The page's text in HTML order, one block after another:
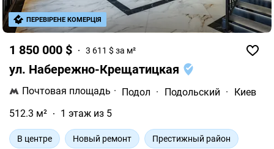
1 850 000 $ 3 611 $ за м²
ул. Набережно-Крещатицкая
Почтовая площадь · Подол · Подольский ·
Киев
512.3 м²
1 этаж из 5
В центре Новый ремонт Престижный район
ПЕРЕВІРЕНЕ КОМЕРЦІЯ